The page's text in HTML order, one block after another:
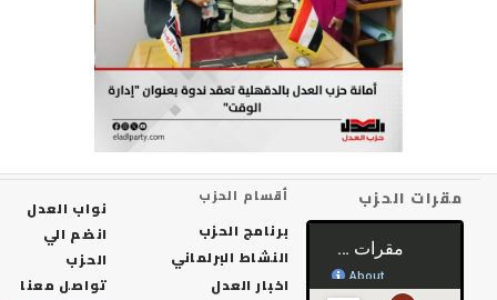
الحزب أقسام الحزب
برنامج الحزب
النشاط البرلماني
اخبار العدل
نواب العدل
انضم الي
تواصل معنا